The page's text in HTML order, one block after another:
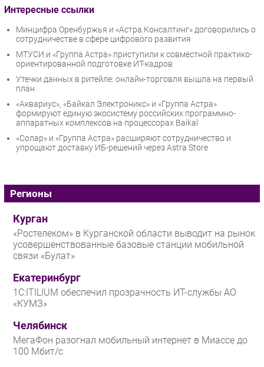
Интересные ссылки
Минцифра Оренбуржья и «Астра Консалтинг» договорились о
сотрудничестве в сфере цифрового развития
МТУСИ и «Группа Астра» приступили к совместной практико-
ориентированной подготовке ИТ-кадров
Утечки данных в ритейле: онлайн-торговля вышла на первый
план
«Аквариус», «Байкал Электроникс» и «Группа Астра»
формируют единую экосистему российских программно-
аппаратных комплексов на процессорах Baikal
«Солар» и «Группа Астра» расширяют сотрудничество и
упрощают доставку ИБ-решений через Astra Store
Регионы
Курган
«Ростелеком» в Курганской области выводит на рынок
усовершенствованные базовые станции мобильной
связи «Булат»
Екатеринбург
1С:ITILIUM обеспечил прозрачность ИТ-службы АО
«КУМЗ»
Челябинск
МегаФон разогнал мобильный интернет в Миассе до
100 Мбит/с